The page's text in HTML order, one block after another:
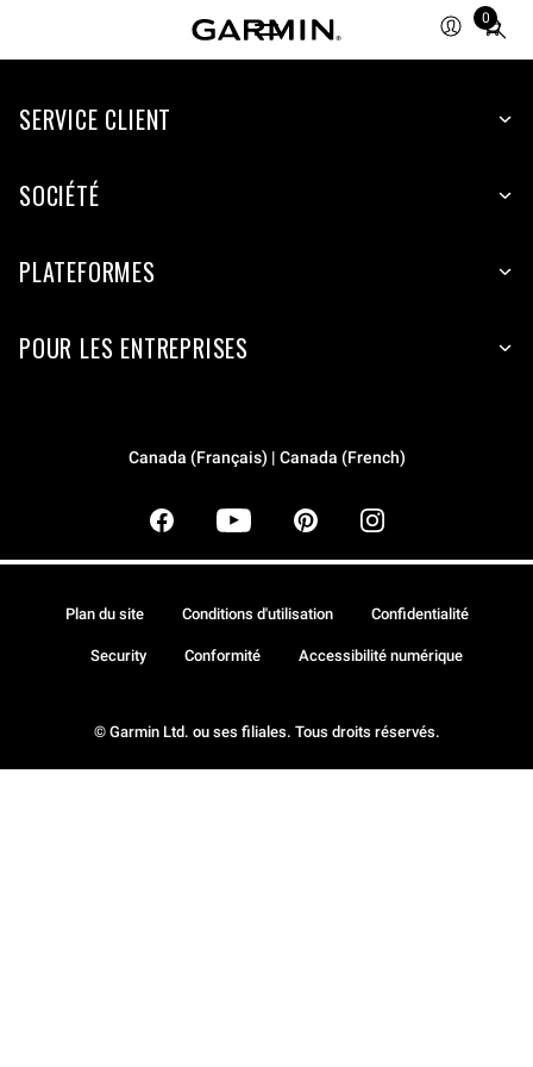
0
Total
items
cart:
SERVICE CLIENT
SOCIÉTÉ
PLATEFORMES
POUR LES ENTREPRISES
Canada (Français) | Canada (French)
© Garmin Ltd. ou ses filiales. Tous droits réservés.
Plan du site Conditions d'utilisation Confidentialité
Security Conformité Accessibilité numérique